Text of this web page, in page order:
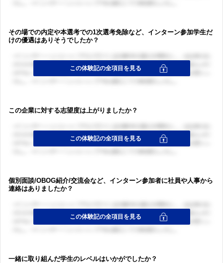
その場での内定や本選考での1次選考免除など、インターン参加学生だ
けの優遇はありそうでしたか？
この企業に対する志望度は上がりましたか？
個別面談/OBOG紹介/交流会など、インターン参加者に社員や人事から
連絡はありましたか？
一緒に取り組んだ学生のレベルはいかがでしたか？
ログイン・会員登録